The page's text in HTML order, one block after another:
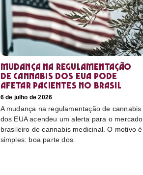
Mudança na regulamentação
de cannabis dos EUA pode
afetar pacientes no Brasil
6 de julho de 2026
A mudança na regulamentação de cannabis
dos EUA acendeu um alerta para o mercado
brasileiro de cannabis medicinal. O motivo é
simples: boa parte dos